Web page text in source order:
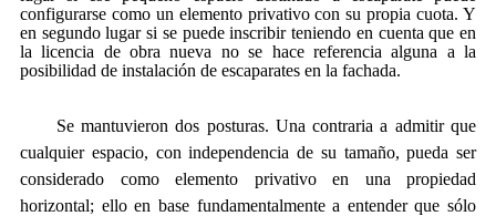
configurarse como un elemento privativo con su propia cuota. Y
en segundo lugar si se puede inscribir teniendo en cuenta que en
la licencia de obra nueva no se hace referencia alguna a la
posibilidad de instalación de escaparates en la fachada.
Se mantuvieron dos posturas. Una contraria a admitir que
cualquier espacio, con independencia de su tamaño, pueda ser
considerado como elemento privativo en una propiedad
horizontal; ello en base fundamentalmente a entender que sólo